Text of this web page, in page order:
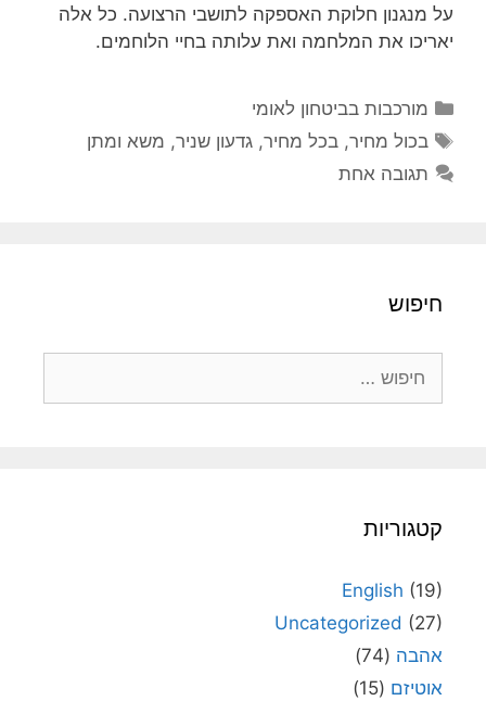
על מנגנון חלוקת האספקה לתושבי הרצועה. כל אלה
יאריכו את המלחמה ואת עלותה בחיי הלוחמים.
קטגוריות
מורכבות בביטחון לאומי
תגיות
בכול מחיר,בכל מחיר,גדעון שניר, משא ומתן
תגובה אחת
חיפוש
קטגוריות
English (19)
Uncategorized (27)
אהבה (74)
אוטיזם (15)